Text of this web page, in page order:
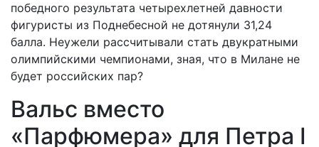
победного результата четырехлетней давности
фигуристы из Поднебесной не дотянули 31,24
балла. Неужели рассчитывали стать двукратными
олимпийскими чемпионами, зная, что в Милане не
будет российских пар?
Вальс вместо
«Парфюмера» для Петра I